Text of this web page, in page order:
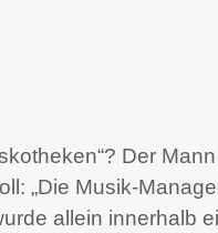
Der
„Die Musik-
allein innerhalb